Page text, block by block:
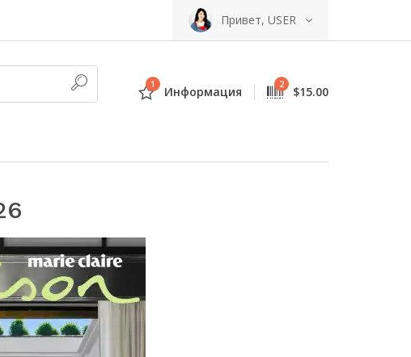
Привет, USER
1 Информация 2 $15.00